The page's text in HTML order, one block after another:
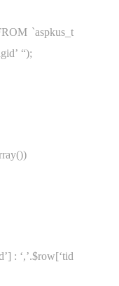
`aspkus_t
“);
: ‘,’.$row[‘tid